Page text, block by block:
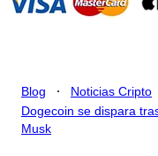
Blog . Noticias Cripto
Dogecoin se dispara
Musk